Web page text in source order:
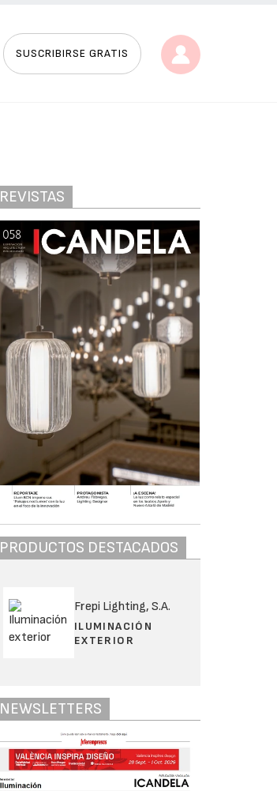
SUSCRIBIRSE GRATIS
REVISTAS
PRODUCTOS DESTACADOS
Frepi Lighting, S.A.
ILUMINACIÓN
EXTERIOR
NEWSLETTERS